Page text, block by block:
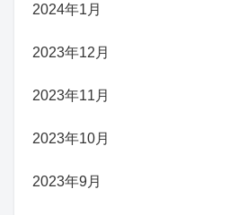
2024年1月
2023年12月
2023年11月
2023年10月
2023年9月